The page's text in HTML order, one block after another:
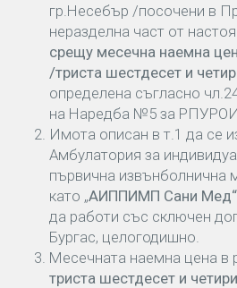
гр.Несебър /посочени в
неразделна част от
срещу месечна наемна
/триста шестдесет и
определена съгласно
на Наредба №5 за
Имота описан в т.1 да се
Амбулатория за
първична извънболнична
като „АИППИМП Сани
да работи със сключен
Бургас, целогодишно.
Месечната наемна цена в
триста шестдесет и